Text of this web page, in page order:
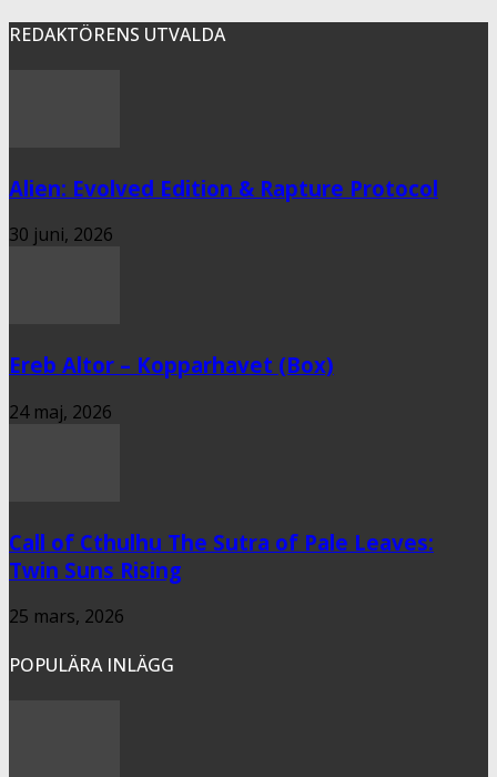
REDAKTÖRENS UTVALDA
Alien: Evolved Edition & Rapture Protocol
30 juni, 2026
Ereb Altor – Kopparhavet (Box)
24 maj, 2026
Call of Cthulhu The Sutra of Pale Leaves:
Twin Suns Rising
25 mars, 2026
POPULÄRA INLÄGG